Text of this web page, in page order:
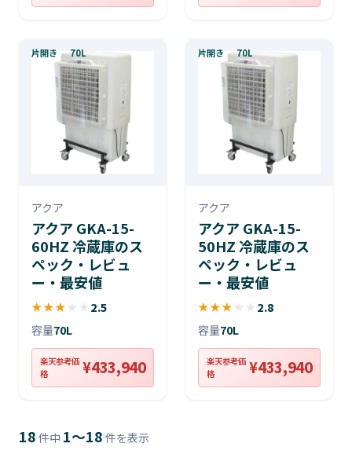
片開き 70L
アクア
アクア GKA-15-
60HZ 冷蔵庫のス
ペック・レビュ
ー・最安値
★★★ ★ ★ 2.5
容量70L
楽天参考価
格
¥433,940
片開き 70L
アクア
アクア GKA-15-
50HZ 冷蔵庫のス
ペック・レビュ
ー・最安値
★★★ ★ ★ 2.8
容量70L
楽天参考価
格
¥433,940
18 件中 1〜18 件を表示